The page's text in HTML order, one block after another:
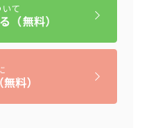
て
（無料）
料）